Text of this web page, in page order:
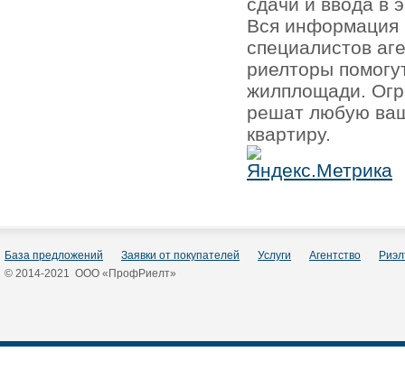
Вся информация
специалистов
риелторы
жилплощади.
решат любую
квартиру.
База предложений Заявки от покупателей Услуги Агентство
© 2014-2021 ООО «ПрофРиелт»